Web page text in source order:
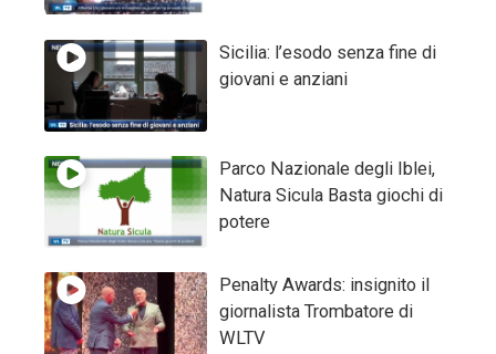
Sicilia: l’esodo senza fine di
giovani e anziani
Parco Nazionale degli Iblei,
Natura Sicula Basta giochi di
potere
Penalty Awards: insignito il
giornalista Trombatore di
WLTV